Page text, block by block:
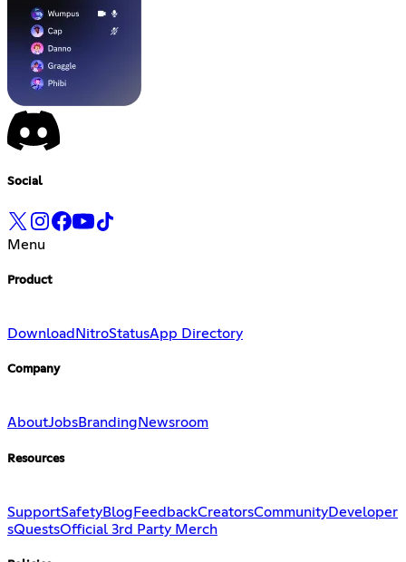
Social
Menu
Product
Download NitroStatusApp Directory
Company
AboutJobsBranding Newsroom
Resources
SupportSafetyBlog FeedbackCreatorsCommunityDeveloper
sQuestsOfficial 3rd Party Merch